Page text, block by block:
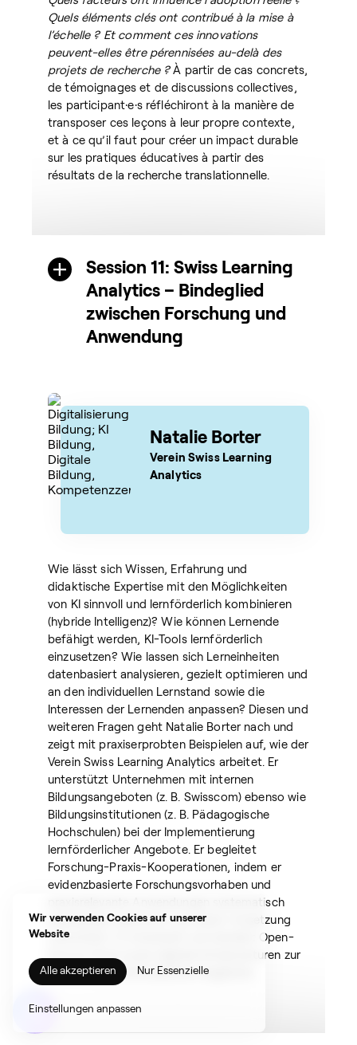
nach:
Quels éléments clés ont contribué à la mise à
l’échelle ? Et comment ces innovations
peuvent-elles être pérennisées au-delà des
projets de recherche ?À partir de cas concrets,
de témoignages et de discussions collectives,
les participant·e·s réfléchiront à la manière de
transposer ces leçons à leur propre contexte,
et à ce qu’il faut pour créer un impact durable
sur les pratiques éducatives à partir des
résultats de la recherche translationnelle.
Session 11: Swiss Learning
Analytics – Bindeglied
zwischen Forschung und
Anwendung
Wie lässt sich Wissen, Erfahrung und
didaktische Expertise mit den Möglichkeiten
von KI sinnvoll und lernförderlich kombinieren
(hybride Intelligenz)? Wie können Lernende
befähigt werden, KI-Tools lernförderlich
einzusetzen? Wie lassen sich Lerneinheiten
datenbasiert analysieren, gezielt optimieren und
an den individuellen Lernstand sowie die
Interessen der Lernenden anpassen? Diesen und
weiteren Fragen geht Natalie Borter nach und
zeigt mit praxiserprobten Beispielen auf, wie der
Verein Swiss Learning Analytics arbeitet. Er
unterstützt Unternehmen mit internen
Bildungsangeboten (z. B. Swisscom) ebenso wie
Bildungsinstitutionen (z. B. Pädagogische
Hochschulen) bei der Implementierung
lernförderlicher Angebote. Er begleitet
Forschung-Praxis-Kooperationen, indem er
evidenzbasierte Forschungsvorhaben und
praxisrelevante Anwendungen systematisch
aufeinander abstimmt und deren Umsetzung
unterstützt. Er entwickelt und betreibt Open-
Source-Tools sowie digitale Infrastrukturen zur
Umsetzung lernförderlicher Angebote.
Natalie Borter
Verein Swiss Learning
Analytics
Wir verwenden Cookies auf unserer
Website
Alle akzeptieren Nur Essenzielle
Einstellungen anpassen